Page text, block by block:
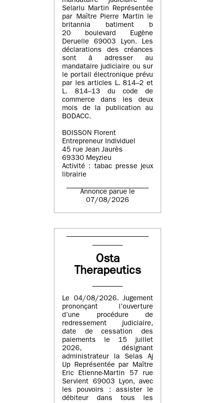
Selarlu Martin Représentée
par Maître Pierre Martin le
britannia batiment b
20 boulevard Eugène
Deruelle 69003 Lyon. Les
déclarations des créances
sont à adresser au
mandataire judiciaire ou sur
le portail électronique prévu
par les articles L. 814–2 et
L. 814–13 du code de
commerce dans les deux
mois de la publication au
BODACC.
BOISSON Florent
Entrepreneur Individuel
45 rue Jean Jaurès
69330 Meyzieu
Activité : tabac presse jeux
librairie
Annonce parue le
07/08/2026
Osta
Therapeutics
Le 04/08/2026. Jugement
prononçant l’ouverture
d’une procédure de
redressement judiciaire,
date de cessation des
paiements le 15 juillet
2026, désignant
administrateur la Selas Aj
Up Représentée par Maître
Eric Etienne-Martin 57 rue
Servient 69003 Lyon, avec
les pouvoirs : assister le
débiteur dans tous les